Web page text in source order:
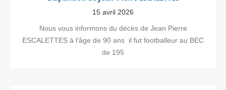
15 avril 2026
Nous vous informons du décès de Jean Pierre
ESCALETTES à l'âge de 90 ans il fut footballeur au BEC
de 195